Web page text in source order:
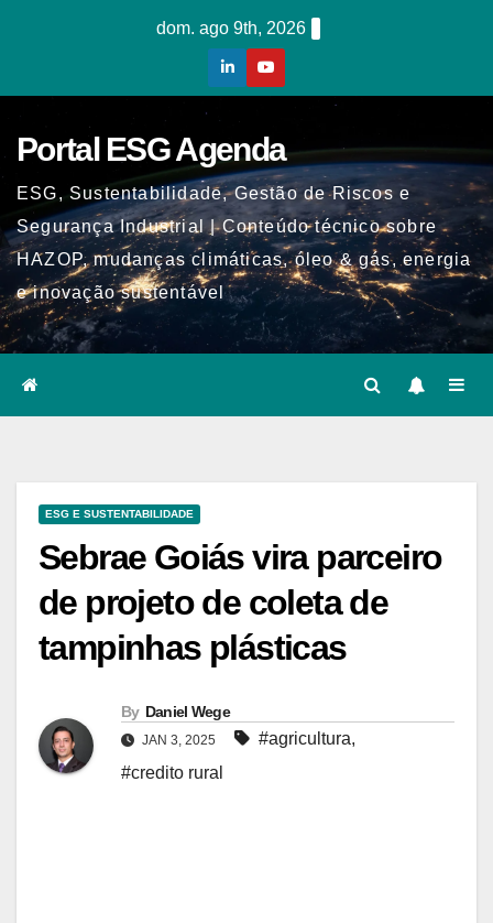
dom. ago 9th, 2026
Portal ESG Agenda
ESG, Sustentabilidade, Gestão de Riscos e
Segurança Industrial | Conteúdo técnico sobre
HAZOP, mudanças climáticas, óleo & gás, energia
e inovação sustentável
ESG E SUSTENTABILIDADE
Sebrae Goiás vira parceiro
de projeto de coleta de
tampinhas plásticas
By Daniel Wege
JAN 3, 2025 #agricultura,
#credito rural